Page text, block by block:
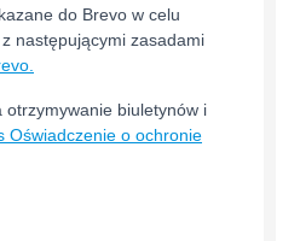
do Brevo w celu
następującymi zasadami
otrzymywanie biuletynów i
Oświadczenie o ochronie